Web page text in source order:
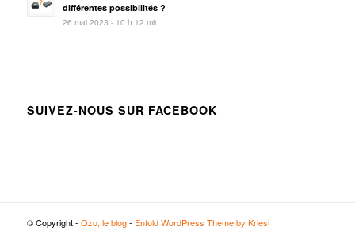
différentes possibilités ?
26 mai 2023 - 10 h 12 min
SUIVEZ-NOUS SUR FACEBOOK
© Copyright - Ozo, le blog- Enfold WordPress Theme by Kriesi